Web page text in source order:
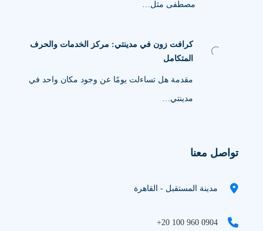
مصطفى مثل…
كرافت زون في مدينتي: مركز الخدمات والحرف
المتكامل
مقدمة هل تساءلت يومًا عن وجود مكان واحد في
مدينتي…
تواصل معنا
مدينة المستقبل - القاهرة
+20 100 960 0904